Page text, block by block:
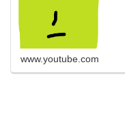
www.youtube.com